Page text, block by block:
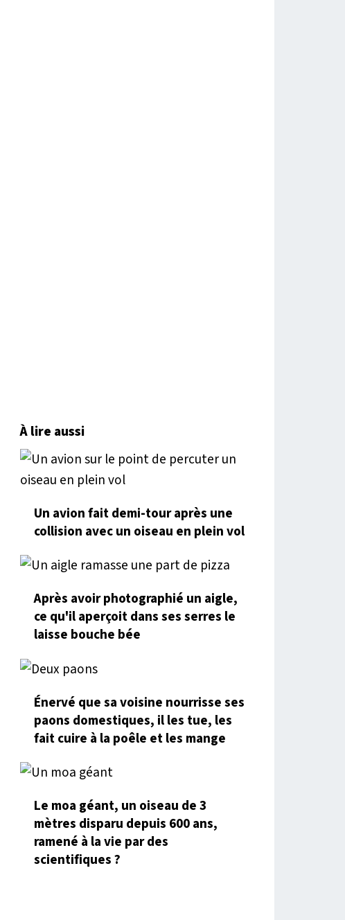
À lire aussi
Un avion fait demi-tour après une
collision avec un oiseau en plein vol
Après avoir photographié un aigle,
ce qu'il aperçoit dans ses serres le
laisse bouche bée
Énervé que sa voisine nourrisse ses
paons domestiques, il les tue, les
fait cuire à la poêle et les mange
Le moa géant, un oiseau de 3
mètres disparu depuis 600 ans,
ramené à la vie par des
scientifiques ?